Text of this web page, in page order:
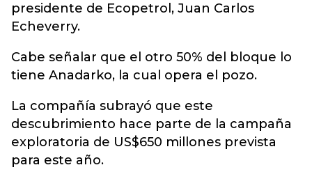
presidente de Ecopetrol, Juan Carlos
Echeverry.
Cabe señalar que el otro 50% del bloque lo
tiene Anadarko, la cual opera el pozo.
La compañía subrayó que este
descubrimiento hace parte de la campaña
exploratoria de US$650 millones prevista
para este año.